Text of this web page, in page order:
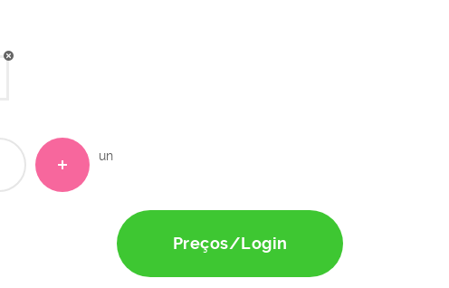
un
Preços/Login